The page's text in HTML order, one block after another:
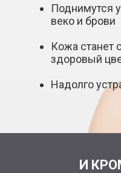
Поднимутся
веко и брови
Кожа станет
здоровый
Надолго
И